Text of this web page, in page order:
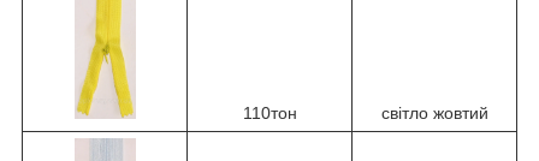
110тон світло жовтий